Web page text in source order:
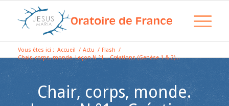
Vous êtes ici : Accueil / Actu / Flash /
Chair, corps, monde. Leçon N °1 – Créations (Genèse 1 & 2)...
Chair, corps, monde.